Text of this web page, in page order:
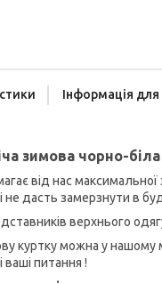
Інформація
зимова чорно-
від нас максимальної
не дасть замерзнути в
верхнього
куртку можна у
ваші питання !